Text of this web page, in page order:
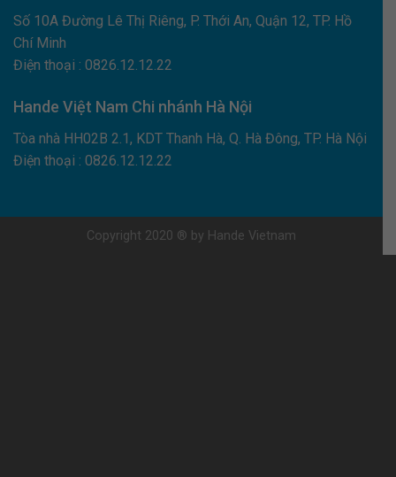
Số 10A Đường Lê Thị Riêng, P. Thới An, Quận 12, TP. Hồ
Chí Minh
Điện thoại : 0826.12.12.22
Hande Việt Nam Chi nhánh Hà Nội
Tòa nhà HH02B 2.1, KDT Thanh Hà, Q. Hà Đông, TP. Hà Nội
Điện thoại : 0826.12.12.22
Copyright 2020 ® by Hande Vietnam